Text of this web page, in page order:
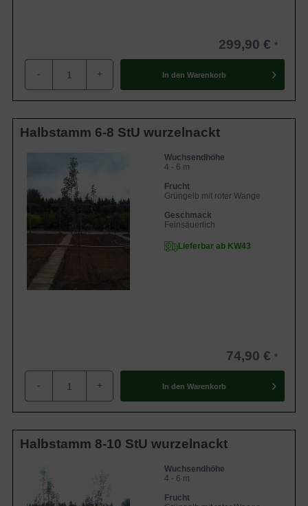
299,90 €
- + In den Warenkorb
Halbstamm 6-8 StU wurzelnackt
Wuchsendhöhe
4 - 6 m
Frucht
Grüngelb mit roter Wange
Geschmack
Feinsäuerlich
Lieferbar ab KW43
74,90 €
- + In den Warenkorb
Halbstamm 8-10 StU wurzelnackt
Wuchsendhöhe
4 - 6 m
Frucht